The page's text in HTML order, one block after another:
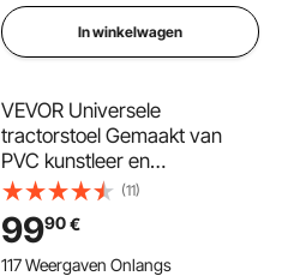
In winkelwagen
VEVOR Universele
tractorstoel Gemaakt van
PVC kunstleer en
polyurethaanschuim
Tractorstoel met verstelbare
rugleuning en
microveiligheidsschakelaar
(11)
9990€
117 Weergaven Onlangs